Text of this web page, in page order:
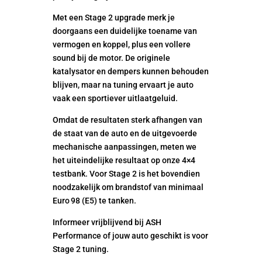
Met een Stage 2 upgrade merk je
doorgaans een duidelijke toename van
vermogen en koppel, plus een vollere
sound bij de motor. De originele
katalysator en dempers kunnen behouden
blijven, maar na tuning ervaart je auto
vaak een sportiever uitlaatgeluid.
Omdat de resultaten sterk afhangen van
de staat van de auto en de uitgevoerde
mechanische aanpassingen, meten we
het uiteindelijke resultaat op onze 4×4
testbank. Voor Stage 2 is het bovendien
noodzakelijk om brandstof van minimaal
Euro 98 (E5) te tanken.
Informeer vrijblijvend bij ASH
Performance of jouw auto geschikt is voor
Stage 2 tuning.